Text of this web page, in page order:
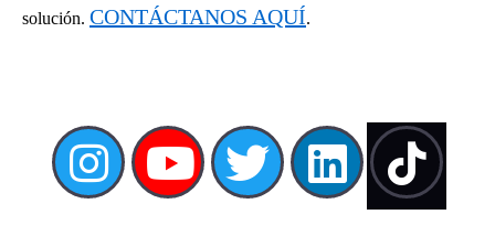
solución. CONTÁCTANOS AQUÍ.